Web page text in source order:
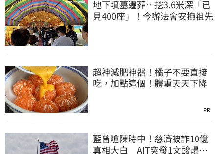
地下墳墓遷葬…挖3.6米深「已
見400座」！今辦法會安撫祖先
超神減肥神器！橘子不要直接
吃，加點這個！體重天天下降
PR
藍曾嗆陳時中！慈濟被詐10億
真相大白 AIT突發1文酸爆…